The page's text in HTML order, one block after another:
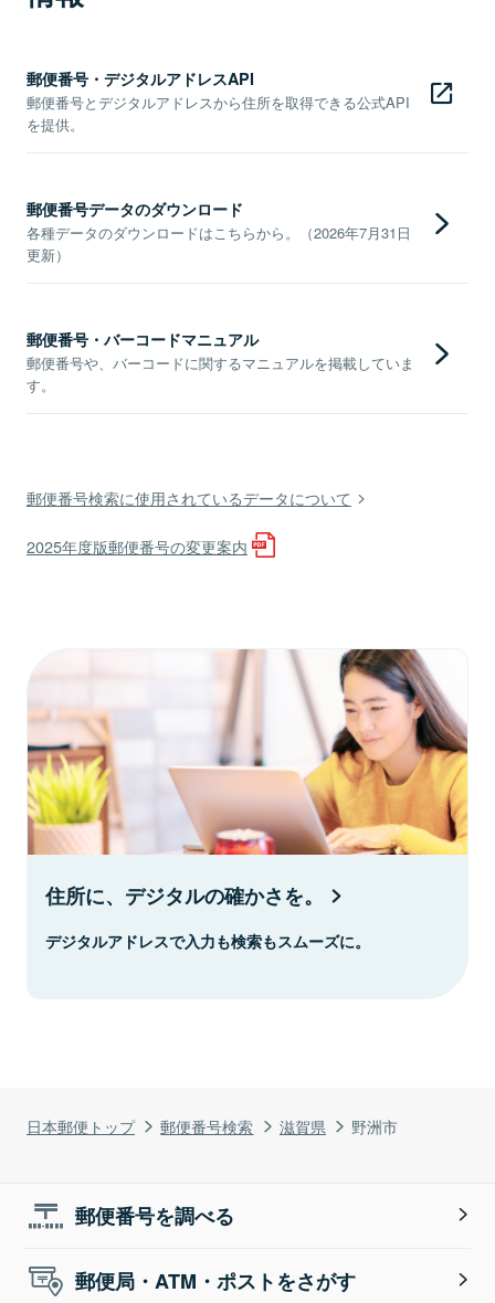
日本郵便トップ 郵便番号検索 滋賀県 野洲市
郵便番号・デジタルアドレスAPI
郵便番号とデジタルアドレスから住所を取得できる公式API
を提供。
郵便番号データのダウンロード
各種データのダウンロードはこちらから。（2026年7月31日
更新）
郵便番号・バーコードマニュアル
郵便番号や、バーコードに関するマニュアルを掲載していま
す。
郵便番号検索に使用されているデータについて
2025年度版郵便番号の変更案内
住所に、デジタルの確かさを。
デジタルアドレスで入力も検索もスムーズに。
郵便番号を調べる
郵便局・ATM・ポストをさがす